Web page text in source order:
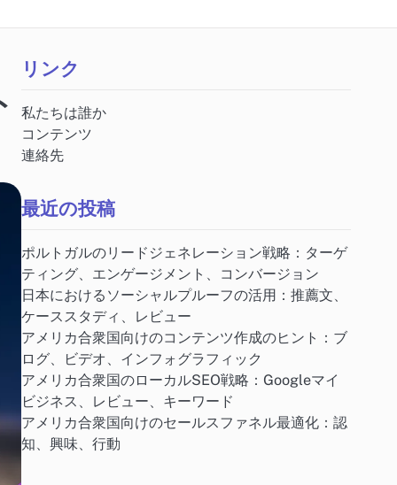
リンク
私たちは誰か
コンテンツ
連絡先
最近の投稿
ポルトガルのリードジェネレーション戦略：ターゲ
ティング、エンゲージメント、コンバージョン
日本におけるソーシャルプルーフの活用：推薦文、
ケーススタディ、レビュー
アメリカ合衆国向けのコンテンツ作成のヒント：ブ
ログ、ビデオ、インフォグラフィック
アメリカ合衆国のローカルSEO戦略：Googleマイ
ビジネス、レビュー、キーワード
アメリカ合衆国向けのセールスファネル最適化：認
知、興味、行動